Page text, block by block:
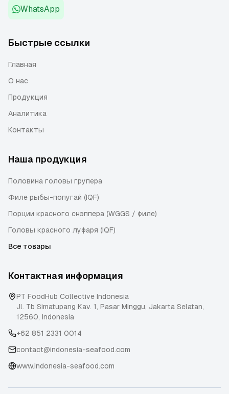
WhatsApp
Быстрые ссылки
Главная
О нас
Продукция
Аналитика
Контакты
Наша продукция
Половина головы групера
Филе рыбы-попугай (IQF)
Порции красного снэппера (WGGS / филе)
Головы красного луфаря (IQF)
Все товары
Контактная информация
PT FoodHub Collective Indonesia
Jl. Tb Simatupang Kav. 1, Pasar Minggu, Jakarta Selatan,
12560, Indonesia
+62 851 2331 0014
contact@indonesia-seafood.com
www.indonesia-seafood.com